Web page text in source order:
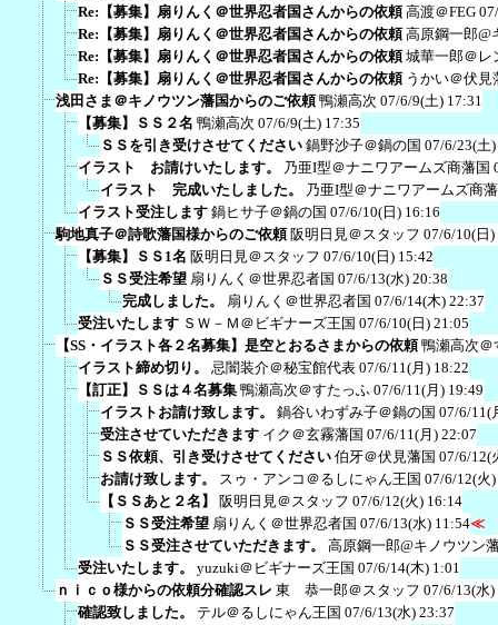
Re:【募集】扇りんく＠世界忍者国さんからの依頼 高渡＠FEG
Re:【募集】扇りんく＠世界忍者国さんからの依頼 高原鋼一郎@
Re:【募集】扇りんく＠世界忍者国さんからの依頼 城華一郎＠レ
Re:【募集】扇りんく＠世界忍者国さんからの依頼 うかい＠伏見
浅田さま＠キノウツン藩国からのご依頼 鴨瀬高次 07/6/9(土) 17:31
【募集】ＳＳ２名 鴨瀬高次 07/6/9(土) 17:35
ＳＳを引き受けさせてください 鍋野沙子＠鍋の国 07/6/23(土
イラスト お請けいたします。
乃亜I型＠ナニワアームズ商藩国
イラスト 完成いたしました。
乃亜I型＠ナニワアームズ商
イラスト受注します 鍋ヒサ子＠鍋の国 07/6/10(日) 16:16
駒地真子＠詩歌藩国様からのご依頼 阪明日見＠スタッフ 07/6/10(日)
【募集】ＳＳ1名 阪明日見＠スタッフ 07/6/10(日) 15:42
ＳＳ受注希望 扇りんく＠世界忍者国 07/6/13(水) 20:38
完成しました。
扇りんく＠世界忍者国 07/6/14(木) 22:37
受注いたします ＳＷ－Ｍ＠ビギナーズ王国 07/6/10(日) 21:05
【SS・イラスト各２名募集】是空とおるさまからの依頼 鴨瀬高次＠
イラスト締め切り。
忌闇装介＠秘宝館代表 07/6/11(月) 18:22
【訂正】ＳＳは４名募集 鴨瀬高次＠すたっふ 07/6/11(月) 19:49
イラストお請け致します。
鍋谷いわずみ子＠鍋の国 07/6/11(
受注させていただきます イク＠玄霧藩国 07/6/11(月) 22:07
ＳＳ依頼、引き受けさせてください 伯牙＠伏見藩国 07/6/12(
お請け致します。
スゥ・アンコ＠るしにゃん王国 07/6/12(火
【ＳＳあと２名】
阪明日見＠スタッフ 07/6/12(火) 16:14
ＳＳ受注希望 扇りんく＠世界忍者国 07/6/13(水) 11:54≪
ＳＳ受注させていただきます。
高原鋼一郎@キノウツン
受注いたします。
yuzuki＠ビギナーズ王国 07/6/14(木) 1:01
ｎｉｃｏ様からの依頼分確認スレ 東 恭一郎＠スタッフ 07/6/13(水)
確認致しました。
テル＠るしにゃん王国 07/6/13(水) 23:37